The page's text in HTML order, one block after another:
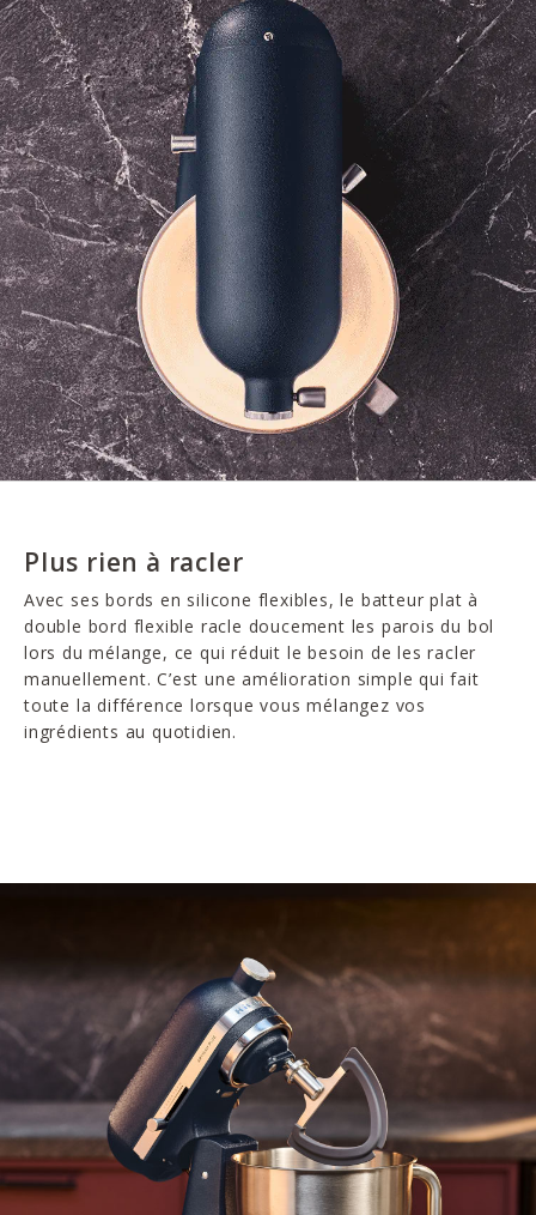
Plus rien à racler
Avec ses bords en silicone flexibles, le batteur plat à
double bord flexible racle doucement les parois du bol
lors du mélange, ce qui réduit le besoin de les racler
manuellement. C’est une amélioration simple qui fait
toute la différence lorsque vous mélangez vos
ingrédients au quotidien.